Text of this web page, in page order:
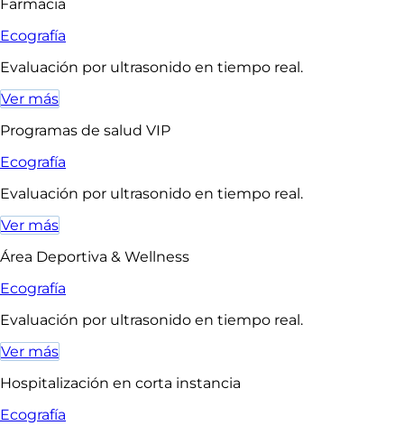
Farmacia
Ecografía
Evaluación por ultrasonido en tiempo real.
Ver más
Programas de salud VIP
Ecografía
Evaluación por ultrasonido en tiempo real.
Ver más
Área Deportiva & Wellness
Ecografía
Evaluación por ultrasonido en tiempo real.
Ver más
Hospitalización en corta instancia
Ecografía